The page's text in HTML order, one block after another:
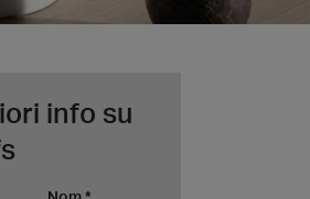
info su
Nom